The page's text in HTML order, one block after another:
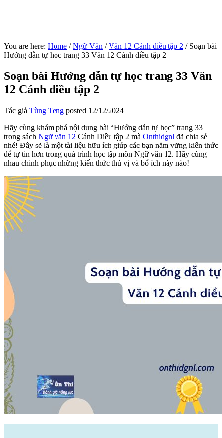
You are here: Home / Ngữ Văn / Văn 12 Cánh diều tập 2 /Soạn bài
Hướng dẫn tự học trang 33 Văn 12 Cánh diều tập 2
Soạn bài Hướng dẫn tự học trang 33 Văn
12 Cánh diều tập 2
Tác giả Tùng Teng posted 12/12/2024
Hãy cùng khám phá nội dung bài “Hướng dẫn tự học” trang 33
trong sách Ngữ văn 12 Cánh Diều tập 2 mà Onthidgnl đã chia sẻ
nhé! Đây sẽ là một tài liệu hữu ích giúp các bạn nắm vững kiến thức
để tự tin hơn trong quá trình học tập môn Ngữ văn 12. Hãy cùng
nhau chinh phục những kiến thức thú vị và bổ ích này nào!